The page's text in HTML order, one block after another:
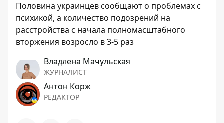
Половина украинцев сообщают о проблемах с
психикой, а количество подозрений на
расстройства с начала полномасштабного
вторжения возросло в 3-5 раз
Владлена Мачульская
ЖУРНАЛИСТ
Антон Корж
РЕДАКТОР